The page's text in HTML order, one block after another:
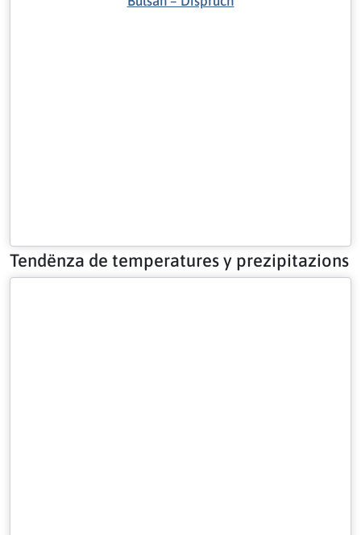
Tendënza de temperatures y prezipitazions